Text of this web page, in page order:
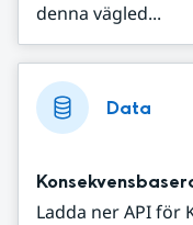
denna vägled...
Data
Ladda ner API för